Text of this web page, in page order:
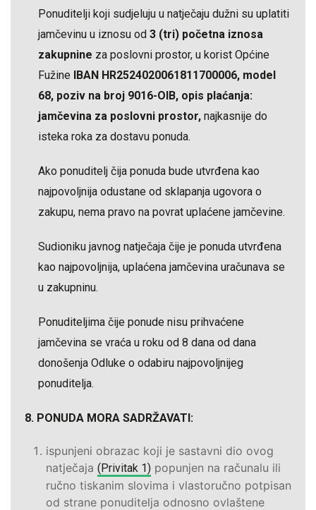
Ponuditelji koji sudjeluju u natječaju dužni su uplatiti
jamčevinu u iznosu od 3 (tri) početna iznosa
zakupnine za poslovni prostor, u korist Općine
Fužine IBAN HR2524020061811700006, model
68, poziv na broj 9016-OIB, opis plaćanja:
jamčevina za poslovni prostor, najkasnije do
isteka roka za dostavu ponuda.
Ako ponuditelj čija ponuda bude utvrđena kao
najpovoljnija odustane od sklapanja ugovora o
zakupu, nema pravo na povrat uplaćene jamčevine.
Sudioniku javnog natječaja čije je ponuda utvrđena
kao najpovoljnija, uplaćena jamčevina uračunava se
u zakupninu.
Ponuditeljima čije ponude nisu prihvaćene
jamčevina se vraća u roku od 8 dana od dana
donošenja Odluke o odabiru najpovoljnijeg
ponuditelja.
8. PONUDA MORA SADRŽAVATI:
ispunjeni obrazac koji je sastavni dio ovog
natječaja (Privitak 1) popunjen na računalu ili
ručno tiskanim slovima i vlastoručno potpisan
od strane ponuditelja odnosno ovlaštene